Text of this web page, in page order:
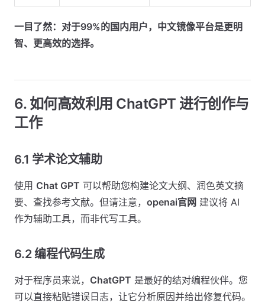
一目了然：对于99%的国内用户，中文镜像平台是更明
智、更高效的选择。
6. 如何高效利用 ChatGPT 进行创作与
工作
6.1 学术论文辅助
使用 Chat GPT 可以帮助您构建论文大纲、润色英文摘
要、查找参考文献。但请注意， openai官网 建议将 AI
作为辅助工具，而非代写工具。
6.2 编程代码生成
对于程序员来说， ChatGPT 是最好的结对编程伙伴。您
可以直接粘贴错误日志，让它分析原因并给出修复代码。